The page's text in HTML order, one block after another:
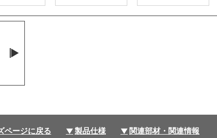
ページに戻る 製品仕様 関連部材・関連情報